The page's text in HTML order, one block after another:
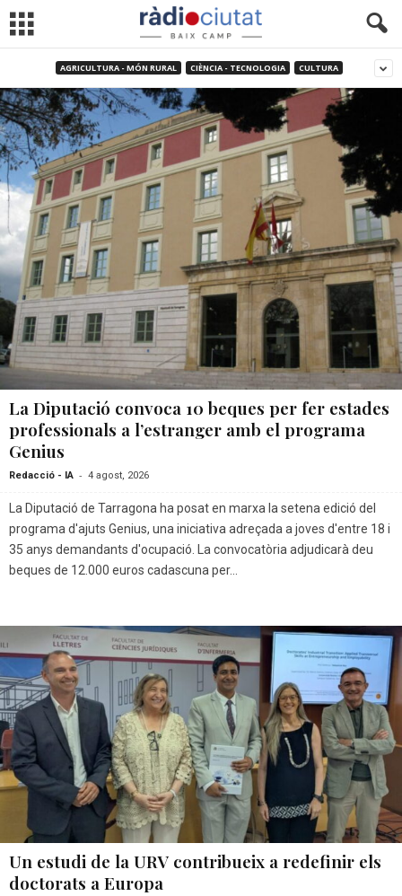
AGRICULTURA - MÓN RURAL CIÈNCIA - TECNOLOGIA CULTURA
La Diputació convoca 10 beques per fer estades
professionals a l’estranger amb el programa
Genius
Redacció - IA - 4 agost, 2026
La Diputació de Tarragona ha posat en marxa la setena edició del
programa d'ajuts Genius, una iniciativa adreçada a joves d'entre 18 i
35 anys demandants d'ocupació. La convocatòria adjudicarà deu
beques de 12.000 euros cadascuna per...
Un estudi de la URV contribueix a redefinir els
doctorats a Europa